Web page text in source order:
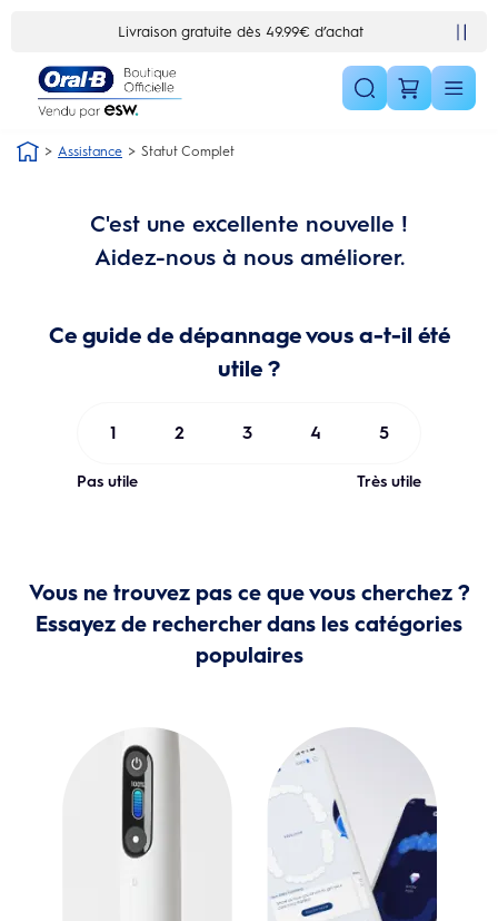
Livraison gratuite dès 49.99€ d’achat
Assistance Statut Complet
C'est une excellente nouvelle !
Aidez-nous à nous améliorer.
Ce guide de dépannage vous a-t-il été
utile ?
1 2 3 4 5
Pas utile Très utile
Vous ne trouvez pas ce que vous cherchez ?
Essayez de rechercher dans les catégories
populaires